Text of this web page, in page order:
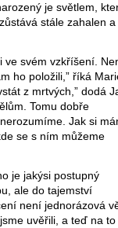
je světlem,
stále zahalen a
ve svém vzkříšení.
ho položili,” říká
z mrtvých,” dodá
Tomu dobře
Jak si
se s ním můžeme
je jakýsi postupný
ale do tajemství
není jednorázová
uvěřili, a teď na to